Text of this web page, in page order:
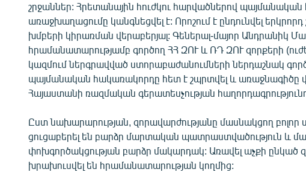
շրջաններ: Հրետանային հուժկու հարվածներով
առաջխաղացումը կանգնեցվել է: Որոշում է ընդունվել
խմբերի կիրառման վերաբերյալ: Գեներալ-մայոր Անդրանիկ
հրամանատարությամբ գործող ՀՀ ԶՈՒ և ՌԴ ԶՈՒ զորքերի
կազմում ներգրավված ստորաբաժանումների ներդաշնակ
պայմանական հակառակորդը հետ է շպրտվել և առաջնագիծը
Հայաստանի ռազմական գերատեսչության
Ըստ նախարարության, զորավարժությանը մասնակցող բոլոր
ցուցաբերել են բարձր մարտական պատրաստվածություն և
փոխգործակցության բարձր մակարդակ: Առավել աչքի ընկած
խրախուսվել են հրամանատարության կողմից: